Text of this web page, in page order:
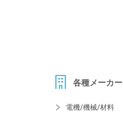
各種メーカー
電機/機械/材料